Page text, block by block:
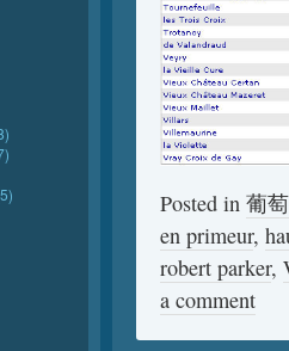
Posted in 葡
en primeur,
robert parker,
a comment